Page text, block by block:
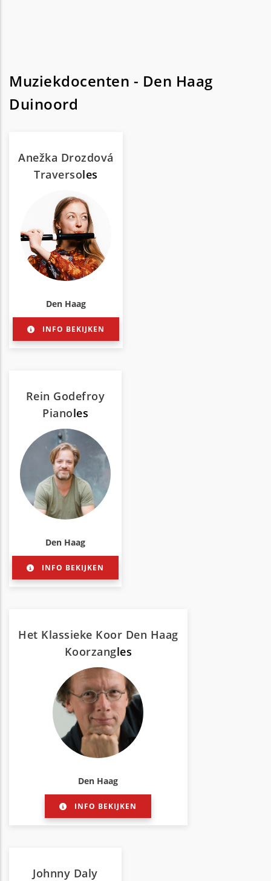
Muziekdocenten - Den Haag
Duinoord
Anežka Drozdová
Traversoles
Den Haag
INFO BEKIJKEN
Rein Godefroy
Pianoles
Den Haag
INFO BEKIJKEN
Het Klassieke Koor Den Haag
Koorzangles
Den Haag
INFO BEKIJKEN
Johnny Daly